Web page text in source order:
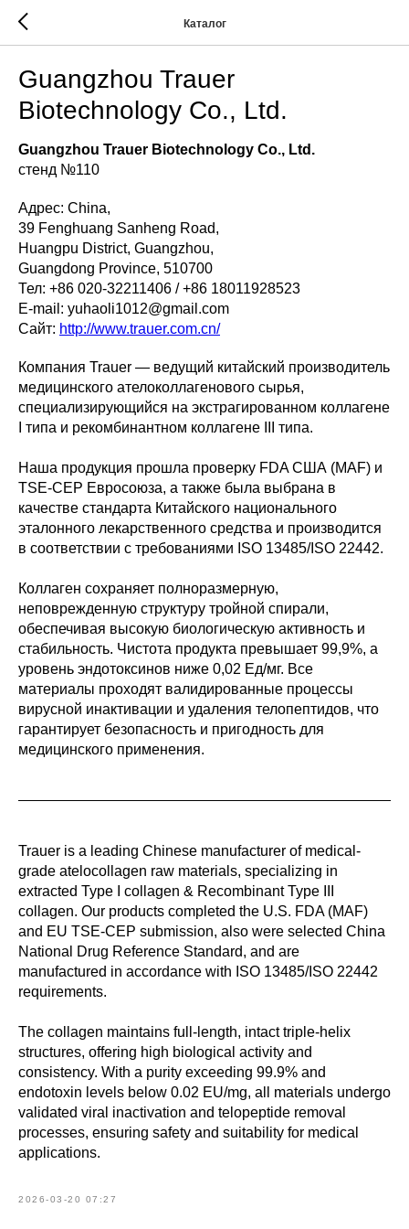
Каталог
Guangzhou Trauer
Biotechnology Co., Ltd.
Guangzhou Trauer Biotechnology Co., Ltd.
стенд №110
Адрес: China,
39 Fenghuang Sanheng Road,
Huangpu District, Guangzhou,
Guangdong Province, 510700
Тел: +86 020-32211406 / +86 18011928523
E-mail: yuhaoli1012@gmail.com
Сайт: http://www.trauer.com.cn/
Компания Trauer — ведущий китайский производитель
медицинского ателоколлагенового сырья,
специализирующийся на экстрагированном коллагене
I типа и рекомбинантном коллагене III типа.
Наша продукция прошла проверку FDA США (MAF) и
TSE-CEP Евросоюза, а также была выбрана в
качестве стандарта Китайского национального
эталонного лекарственного средства и производится
в соответствии с требованиями ISO 13485/ISO 22442.
Коллаген сохраняет полноразмерную,
неповрежденную структуру тройной спирали,
обеспечивая высокую биологическую активность и
стабильность. Чистота продукта превышает 99,9%, а
уровень эндотоксинов ниже 0,02 Ед/мг. Все
материалы проходят валидированные процессы
вирусной инактивации и удаления телопептидов, что
гарантирует безопасность и пригодность для
медицинского применения.
Trauer is a leading Chinese manufacturer of medical-
grade atelocollagen raw materials, specializing in
extracted Type I collagen & Recombinant Type III
collagen. Our products completed the U.S. FDA (MAF)
and EU TSE-CEP submission, also were selected China
National Drug Reference Standard, and are
manufactured in accordance with ISO 13485/ISO 22442
requirements.
The collagen maintains full-length, intact triple-helix
structures, offering high biological activity and
consistency. With a purity exceeding 99.9% and
endotoxin levels below 0.02 EU/mg, all materials undergo
validated viral inactivation and telopeptide removal
processes, ensuring safety and suitability for medical
applications.
2026-03-20 07:27